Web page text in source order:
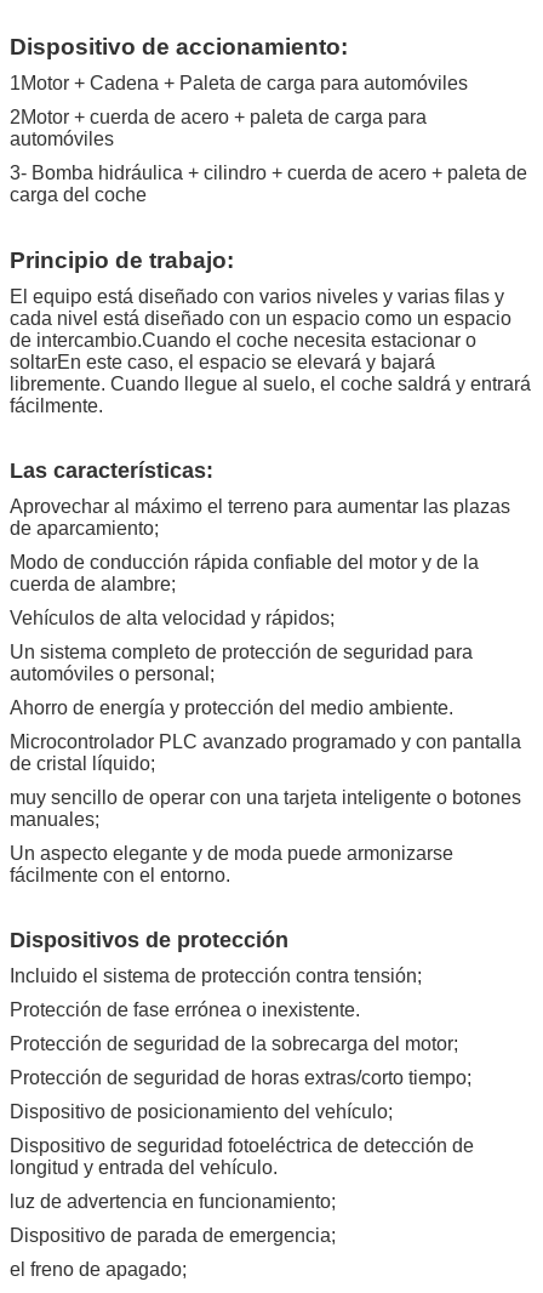
trabajo
emisiones.
Válvulas
demanda de diferentes países)
Potencia del
motor
2.2-3.7KW
Presión de
trabajo máxima
16 MPa
funcionamiento
Tratamiento
Tratamiento galvanizado y pintura
anticorrosiva de alta calidad
El color
Rojo, Azul, Gris, Amarillo, etc. (para uso
personal)
de acuerdo con la demanda de los usuarios)
Dispositivo de accionamiento:
1Motor + Cadena + Paleta de carga para automóviles
2Motor + cuerda de acero + paleta de carga para
automóviles
3- Bomba hidráulica + cilindro + cuerda de acero + paleta de
carga del coche
Principio de trabajo:
El equipo está diseñado con varios niveles y varias filas y
cada nivel está diseñado con un espacio como un espacio
de intercambio.Cuando el coche necesita estacionar o
soltarEn este caso, el espacio se elevará y bajará
libremente. Cuando llegue al suelo, el coche saldrá y entrará
fácilmente.
Las características:
Aprovechar al máximo el terreno para aumentar las plazas
de aparcamiento;
Modo de conducción rápida confiable del motor y de la
cuerda de alambre;
Vehículos de alta velocidad y rápidos;
Un sistema completo de protección de seguridad para
automóviles o personal;
Ahorro de energía y protección del medio ambiente.
Microcontrolador PLC avanzado programado y con pantalla
de cristal líquido;
muy sencillo de operar con una tarjeta inteligente o botones
manuales;
Un aspecto elegante y de moda puede armonizarse
fácilmente con el entorno.
Dispositivos de protección
Incluido el sistema de protección contra tensión;
Protección de fase errónea o inexistente.
Protección de seguridad de la sobrecarga del motor;
Protección de seguridad de horas extras/corto tiempo;
Dispositivo de posicionamiento del vehículo;
Dispositivo de seguridad fotoeléctrica de detección de
longitud y entrada del vehículo.
luz de advertencia en funcionamiento;
Dispositivo de parada de emergencia;
el freno de apagado;